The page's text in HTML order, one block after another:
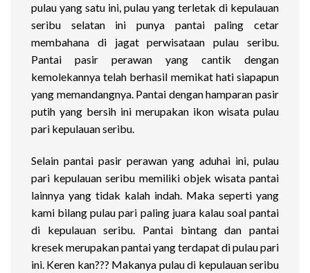
pulau yang satu ini, pulau yang terletak di kepulauan
seribu selatan ini punya pantai paling cetar
membahana di jagat perwisataan pulau seribu.
Pantai pasir perawan yang cantik dengan
kemolekannya telah berhasil memikat hati siapapun
yang memandangnya. Pantai dengan hamparan pasir
putih yang bersih ini merupakan ikon wisata pulau
pari kepulauan seribu.
Selain pantai pasir perawan yang aduhai ini, pulau
pari kepulauan seribu memiliki objek wisata pantai
lainnya yang tidak kalah indah. Maka seperti yang
kami bilang pulau pari paling juara kalau soal pantai
di kepulauan seribu. Pantai bintang dan pantai
kresek merupakan pantai yang terdapat di pulau pari
ini. Keren kan??? Makanya pulau di kepulauan seribu